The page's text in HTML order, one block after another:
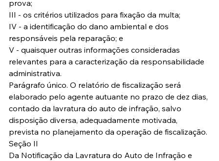
prova;
III - os critérios utilizados para fixação da multa;
IV - a identificação do dano ambiental e dos
responsáveis pela reparação; e
V - quaisquer outras informações consideradas
relevantes para a caracterização da responsabilidade
administrativa.
Parágrafo único. O relatório de fiscalização será
elaborado pelo agente autuante no prazo de dez dias,
contado da lavratura do auto de infração, salvo
disposição diversa, adequadamente motivada,
prevista no planejamento da operação de fiscalização.
Seção II
Da Notificação da Lavratura do Auto de Infração e